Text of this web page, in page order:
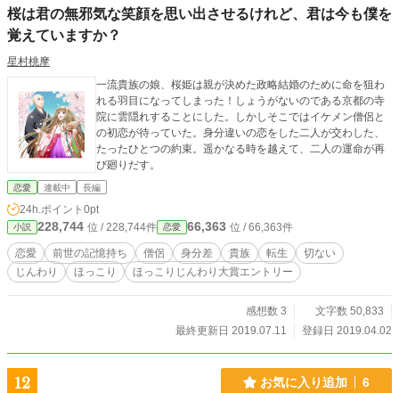
桜は君の無邪気な笑顔を思い出させるけれど、君は今も僕を
覚えていますか？
星村桃摩
一流貴族の娘、桜姫は親が決めた政略結婚のために命を狙わ
れる羽目になってしまった！しょうがないのである京都の寺
院に雲隠れすることにした。しかしそこではイケメン僧侶と
の初恋が待っていた。身分違いの恋をした二人が交わした、
たったひとつの約束。遥かなる時を越えて、二人の運命が再
び廻りだす。
恋愛 連載中 長編
24h.ポイント 0pt
小説 228,744 位 / 228,744件 恋愛 66,363 位 / 66,363件
恋愛 前世の記憶持ち 僧侶 身分差 貴族 転生
切ない
じんわり
ほっこり ほっこりじんわり大賞エントリー
感想数 3
文字数 50,833
最終更新日 2019.07.11
登録日 2019.04.02
12 お気に入り追加 6